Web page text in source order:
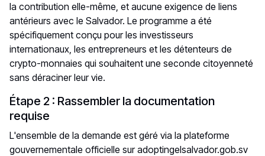
la contribution elle-même, et aucune exigence de liens
antérieurs avec le Salvador. Le programme a été
spécifiquement conçu pour les investisseurs
internationaux, les entrepreneurs et les détenteurs de
crypto-monnaies qui souhaitent une seconde citoyenneté
sans déraciner leur vie.
Étape 2 : Rassembler la documentation
requise
L'ensemble de la demande est géré via la plateforme
gouvernementale officielle suradoptingelsalvador.gob.sv